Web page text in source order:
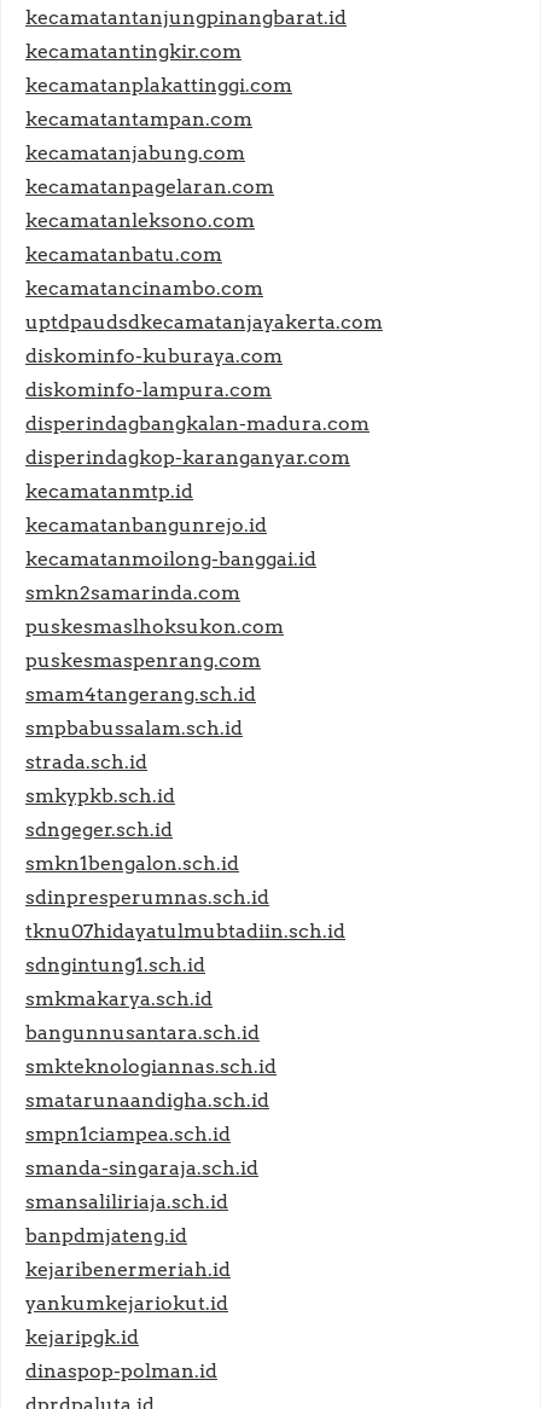
kecamatantanjungpinangbarat.id
kecamatantingkir.com
kecamatanplakattinggi.com
kecamatantampan.com
kecamatanjabung.com
kecamatanpagelaran.com
kecamatanleksono.com
kecamatanbatu.com
kecamatancinambo.com
uptdpaudsdkecamatanjayakerta.com
diskominfo-kuburaya.com
diskominfo-lampura.com
disperindagbangkalan-madura.com
disperindagkop-karanganyar.com
kecamatanmtp.id
kecamatanbangunrejo.id
kecamatanmoilong-banggai.id
smkn2samarinda.com
puskesmaslhoksukon.com
puskesmaspenrang.com
smam4tangerang.sch.id
smpbabussalam.sch.id
strada.sch.id
smkypkb.sch.id
sdngeger.sch.id
smkn1bengalon.sch.id
sdinpresperumnas.sch.id
tknu07hidayatulmubtadiin.sch.id
sdngintung1.sch.id
smkmakarya.sch.id
bangunnusantara.sch.id
smkteknologiannas.sch.id
smatarunaandigha.sch.id
smpn1ciampea.sch.id
smanda-singaraja.sch.id
smansaliliriaja.sch.id
banpdmjateng.id
kejaribenermeriah.id
yankumkejariokut.id
kejaripgk.id
dinaspop-polman.id